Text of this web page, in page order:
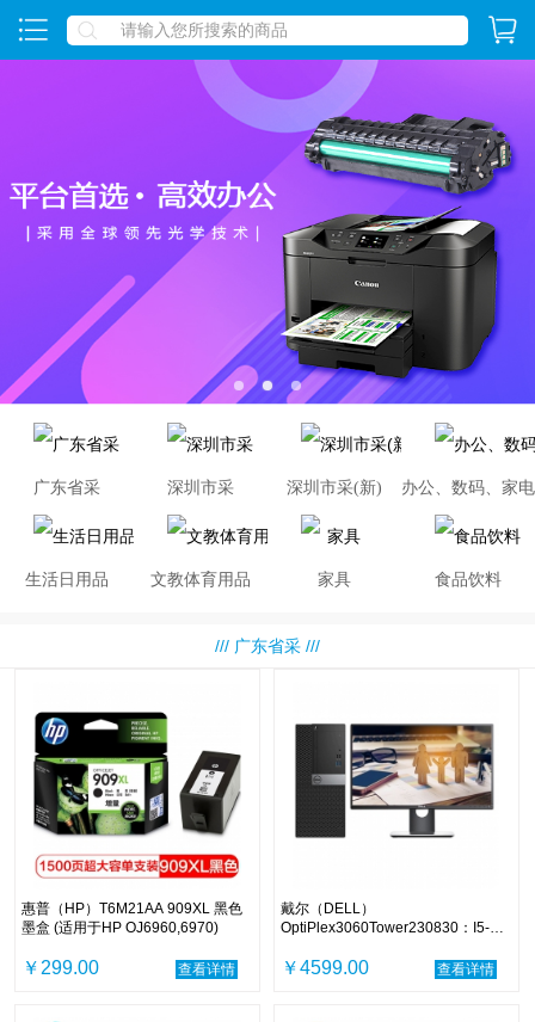
1 2 3
广东省采 深圳市采 深圳市采(新) 办公、数码、家电
生活日用品 文教体育用品 家具 食品饮料
/// 广东省采 ///
惠普（HP）T6M21AA 909XL 黑色
墨盒 (适用于HP OJ6960,6970)
￥299.00 查看详情
戴尔（DELL）
OptiPlex3060Tower230830：I5-
麒麟V7.0/19.5寸/3年
￥4599.00 查看详情